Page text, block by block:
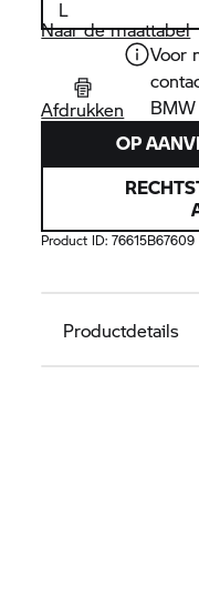
Naar de maattabel
Afdrukken
Voor
OP
Product ID:76615B67609
Productdetails